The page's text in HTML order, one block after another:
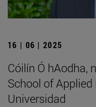
16 | 06 | 2025
Cóilín Ó hAodha,
School of
Universidad